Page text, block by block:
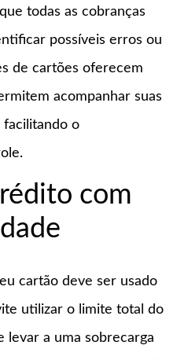
todas as cobranças
possíveis erros ou
de cartões oferecem
acompanhar suas
facilitando o
com
cartão deve ser usado
utilizar o limite total do
levar a uma sobrecarga